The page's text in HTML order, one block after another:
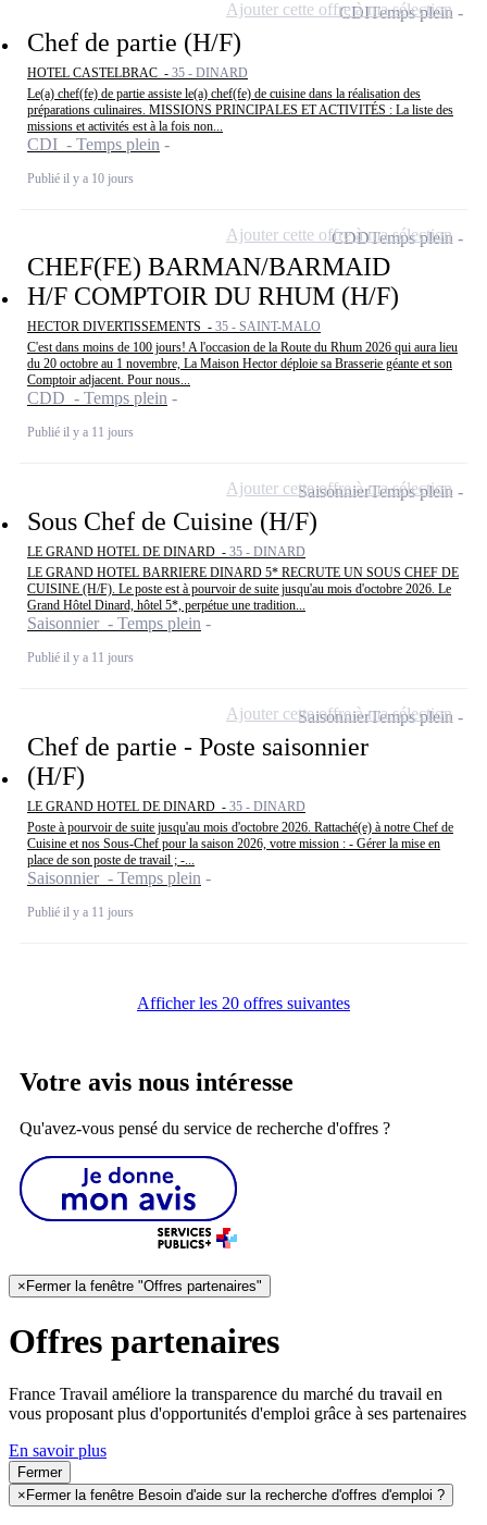
Chef de partie (H/F)
HOTEL CASTELBRAC - 35 - DINARD
Le(a) chef(fe) de partie assiste le(a) chef(fe) de cuisine dans la réalisation des
préparations culinaires. MISSIONS PRINCIPALES ET ACTIVITÉS : La liste des
missions et activités est à la fois non...
CDI - Temps plein
Publié il y a 10 jours
CDITemps plein
Ajouter cette offre à ma sélection
CHEF(FE) BARMAN/BARMAID
H/F COMPTOIR DU RHUM (H/F)
HECTOR DIVERTISSEMENTS - 35 - SAINT-MALO
C'est dans moins de 100 jours! A l'occasion de la Route du Rhum 2026 qui aura lieu
du 20 octobre au 1 novembre, La Maison Hector déploie sa Brasserie géante et son
Comptoir adjacent. Pour nous...
CDD - Temps plein
Publié il y a 11 jours
CDDTemps plein
Ajouter cette offre à ma sélection
Sous Chef de Cuisine (H/F)
LE GRAND HOTEL DE DINARD - 35 - DINARD
LE GRAND HOTEL BARRIERE DINARD 5* RECRUTE UN SOUS CHEF DE
CUISINE (H/F). Le poste est à pourvoir de suite jusqu'au mois d'octobre 2026. Le
Grand Hôtel Dinard, hôtel 5*, perpétue une tradition...
Saisonnier - Temps plein
Publié il y a 11 jours
SaisonnierTemps plein
Ajouter cette offre à ma sélection
Chef de partie - Poste saisonnier
(H/F)
LE GRAND HOTEL DE DINARD - 35 - DINARD
Poste à pourvoir de suite jusqu'au mois d'octobre 2026. Rattaché(e) à notre Chef de
Cuisine et nos Sous-Chef pour la saison 2026, votre mission : - Gérer la mise en
place de son poste de travail ; -...
Saisonnier - Temps plein
Publié il y a 11 jours
SaisonnierTemps plein
Ajouter cette offre à ma sélection
Afficher les 20 offres suivantes
Votre avis nous intéresse
Qu'avez-vous pensé du service de recherche d'offres ?
× Fermer la fenêtre "Offres partenaires"
Offres partenaires
France Travail améliore la transparence du marché du travail en
vous proposant plus d'opportunités d'emploi grâce à ses partenaires
En savoir plus
Fermer
× Fermer la fenêtre Besoin d'aide sur la recherche d'offres d'emploi ?